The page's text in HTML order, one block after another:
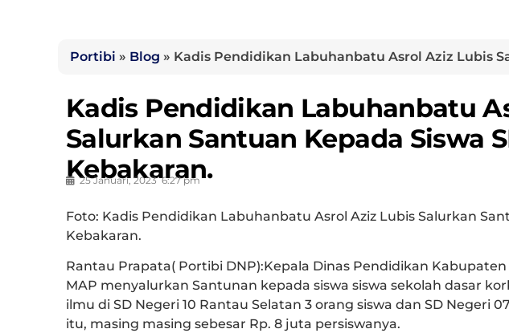
Portibi » Blog » Kadis Pendidikan Labuhanbatu Asrol Aziz Lubis
Kadis Pendidikan Labuhanbatu
Salurkan Santuan Kepada Siswa
Kebakaran.
25 Januari, 2023 6:27 pm
Foto: Kadis Pendidikan Labuhanbatu Asrol Aziz Lubis Salurkan
Kebakaran.
Rantau Prapata( Portibi DNP):Kepala Dinas Pendidikan
MAP menyalurkan Santunan kepada siswa siswa sekolah dasar
ilmu di SD Negeri 10 Rantau Selatan 3 orang siswa dan SD Negeri
itu, masing masing sebesar Rp. 8 juta persiswanya.